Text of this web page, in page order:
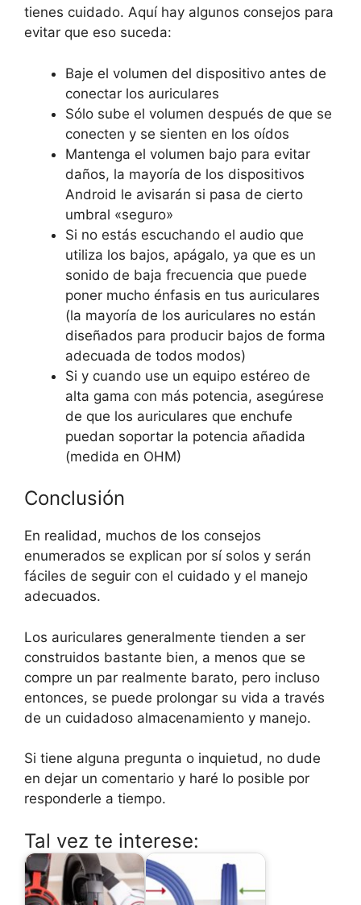
tienes cuidado. Aquí hay algunos consejos para
evitar que eso suceda:
Baje el volumen del dispositivo antes de
conectar los auriculares
Sólo sube el volumen después de que se
conecten y se sienten en los oídos
Mantenga el volumen bajo para evitar
daños, la mayoría de los dispositivos
Android le avisarán si pasa de cierto
umbral «seguro»
Si no estás escuchando el audio que
utiliza los bajos, apágalo, ya que es un
sonido de baja frecuencia que puede
poner mucho énfasis en tus auriculares
(la mayoría de los auriculares no están
diseñados para producir bajos de forma
adecuada de todos modos)
Si y cuando use un equipo estéreo de
alta gama con más potencia, asegúrese
de que los auriculares que enchufe
puedan soportar la potencia añadida
(medida en OHM)
Conclusión
En realidad, muchos de los consejos
enumerados se explican por sí solos y serán
fáciles de seguir con el cuidado y el manejo
adecuados.
Los auriculares generalmente tienden a ser
construidos bastante bien, a menos que se
compre un par realmente barato, pero incluso
entonces, se puede prolongar su vida a través
de un cuidadoso almacenamiento y manejo.
Si tiene alguna pregunta o inquietud, no dude
en dejar un comentario y haré lo posible por
responderle a tiempo.
Tal vez te interese: